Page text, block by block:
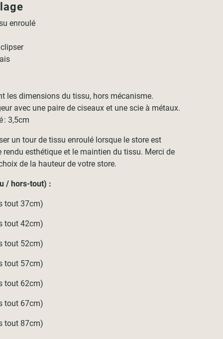
enroulé
les dimensions du tissu, hors mécanisme.
avec une paire de ciseaux et une scie à métaux.
: 3,5cm
un tour de tissu enroulé lorsque le store est
rendu esthétique et le maintien du tissu. Merci de
de la hauteur de votre store.
/ hors-tout) :
tout 37cm)
tout 42cm)
tout 52cm)
tout 57cm)
tout 62cm)
tout 67cm)
tout 87cm)